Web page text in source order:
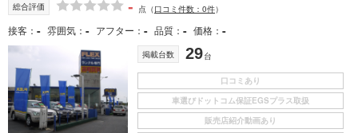
総合評価 - 点 （口コミ件数：0件）
接客 - 雰囲気 - アフター - 品質 - 価格 -
掲載台数 29台
口コミあり
車選びドットコム保証EGSプラス取扱
販売店紹介動画あり